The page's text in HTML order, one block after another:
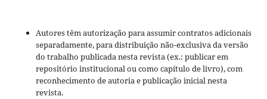
Autores têm autorização para assumir contratos adicionais
separadamente, para distribuição não-exclusiva da versão
do trabalho publicada nesta revista (ex.: publicar em
repositório institucional ou como capítulo de livro), com
reconhecimento de autoria e publicação inicial nesta
revista.